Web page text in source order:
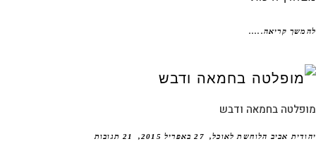
קריאה.....
בחמאה ודבש
אביב הלוחשת לאוכל 27 באפריל 2015 21 תגובות